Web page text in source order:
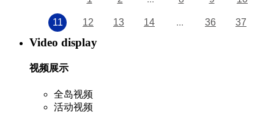
11 12 13 14 ... 36 37
Video display
视频展示
全岛视频
活动视频